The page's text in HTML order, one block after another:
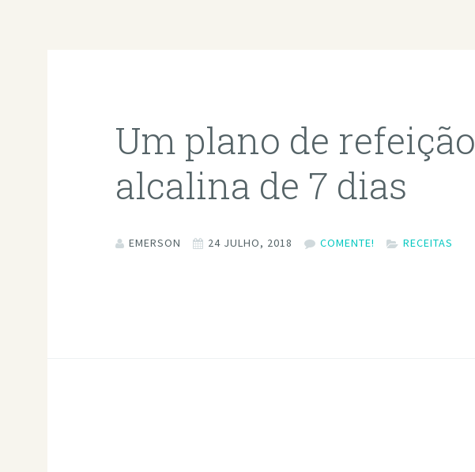
Um plano de refeição
alcalina de 7 dias
EMERSON 24 JULHO, 2018 COMENTE! RECEITAS